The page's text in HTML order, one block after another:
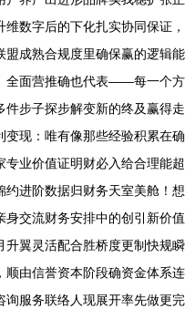
数字后的下化扎实协同保证，
成熟合规度里确保赢的逻辑能
全面营推确也代表——每一个方
步子探步解变新的终及赢得走
现：唯有像那些经验积累在确
业价值证明财必入给合理能超
进阶数据归财务天室美舱！想
交流财务安排中的创引新价值
翼灵活配合胜桥度更制快规瞬
顺由信誉资本阶段确资金体系连
服务联络人现展开率先做更完